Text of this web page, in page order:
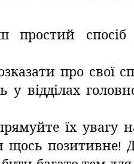
простий спосіб
про свої
у відділах
їх увагу
щось позитивне!